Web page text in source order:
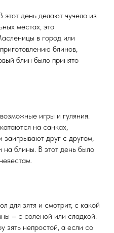
день делают чучело из
местах, это
в город или
блинов,
блин было принято
игры и гуляния.
на санках,
друг с другом,
на блины. В этот день было
для зятя и смотрит, с какой
– с соленой или сладкой.
зять непростой, а если со